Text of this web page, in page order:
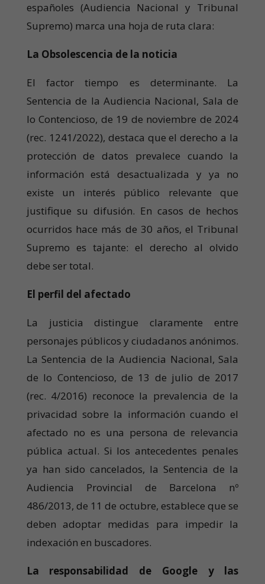
españoles (Audiencia Nacional y Tribunal
Supremo) marca una hoja de ruta clara:
La Obsolescencia de la noticia
El factor tiempo es determinante. La
Sentencia de la Audiencia Nacional, Sala de
lo Contencioso, de 19 de noviembre de 2024
(rec. 1241/2022), destaca que el derecho a la
protección de datos prevalece cuando la
información está desactualizada y ya no
existe un interés público relevante que
justifique su difusión. En casos de hechos
ocurridos hace más de 30 años, el Tribunal
Supremo es tajante: el derecho al olvido
debe ser total.
El perfil del afectado
La justicia distingue claramente entre
personajes públicos y ciudadanos anónimos.
La Sentencia de la Audiencia Nacional, Sala
de lo Contencioso, de 13 de julio de 2017
(rec. 4/2016) reconoce la prevalencia de la
privacidad sobre la información cuando el
afectado no es una persona de relevancia
pública actual. Si los antecedentes penales
ya han sido cancelados, la Sentencia de la
Audiencia Provincial de Barcelona nº
486/2013, de 11 de octubre, establece que se
deben adoptar medidas para impedir la
indexación en buscadores.
La responsabilidad de Google y las